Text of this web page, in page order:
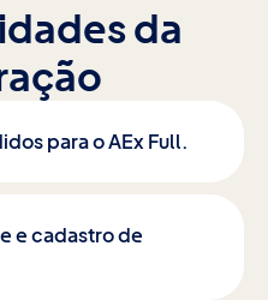
da
para o AEx Full.
e cadastro de